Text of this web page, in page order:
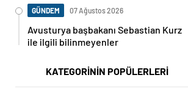
GÜNDEM 07 Ağustos 2026
Avusturya başbakanı Sebastian Kurz
ile ilgili bilinmeyenler
KATEGORİNİN POPÜLERLERİ